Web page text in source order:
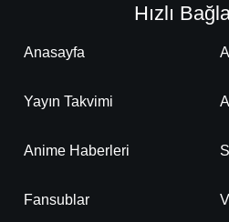
Hızlı
Anasayfa
Yayın Takvimi
Anime Haberleri
Fansublar